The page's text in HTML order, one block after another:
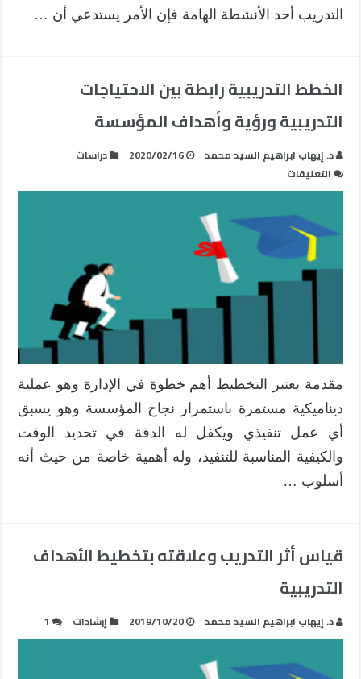
التدريب أحد الأنشطة الهامة فإن الأمر يستدعي أن …
الخطط التدريبية رابطة بين الاحتياجات
التدريبية ورؤية وأهداف المؤسسة
د. إيهاب ابراهيم السيد محمد 2020/02/16
دراسات
التعليقات
الخطط
التدريبية
ورؤية
وأهداف
مقدمة يعتبر التخطيط أهم خطوة في الإدارة وهو عملية
ديناميكية مستمرة باستمرار نجاح المؤسسة وهو يسبق
أي عمل تنفيذي ويكفل له الدقة في تحديد الوقت
والكيفية المناسبة للتنفيذ، وله أهمية خاصة من حيث أنه
أسلوب …
قياس أثر التدريب وعلاقته بتخطيط الأهداف
التدريبية
د. إيهاب ابراهيم السيد محمد 2019/10/20 إرشادات 1